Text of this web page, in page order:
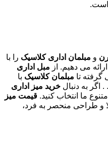
است.
و مبلمان اداری کلاسیک را با
می دهیم. از مبل اداری
گرفته تا مبلمان کلاسیک با
اگر به دنبال خرید میز اداری
ما انتخاب کنید. قیمت میز
و طراحی منحصر به فرد،